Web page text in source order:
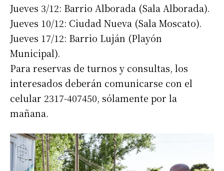
Número de teléfono
Jueves 3/12: Barrio Alborada (Sala Alborada).
Jueves 10/12: Ciudad Nueva (Sala Moscato).
Jueves 17/12: Barrio Luján (Playón
Municipal).
Para reservas de turnos y consultas, los
interesados deberán comunicarse con el
celular 2317-407450, sólamente por la
mañana.